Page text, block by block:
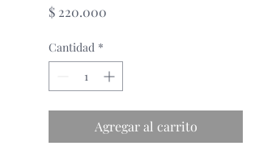
$ 220.000
Cantidad *
Agregar al carrito